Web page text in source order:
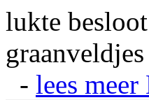
lukte
- lees meer